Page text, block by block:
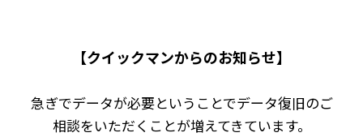
【クイックマンからのお知らせ】
急ぎでデータが必要ということでデータ復旧のご
相談をいただくことが増えてきています。